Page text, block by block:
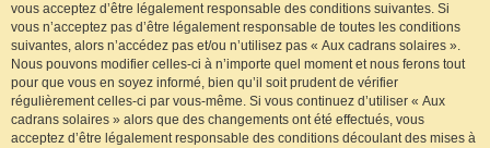
vous acceptez d’être légalement responsable des conditions suivantes. Si
vous n’acceptez pas d’être légalement responsable de toutes les conditions
suivantes, alors n’accédez pas et/ou n’utilisez pas « Aux cadrans solaires ».
Nous pouvons modifier celles-ci à n’importe quel moment et nous ferons tout
pour que vous en soyez informé, bien qu’il soit prudent de vérifier
régulièrement celles-ci par vous-même. Si vous continuez d’utiliser « Aux
cadrans solaires » alors que des changements ont été effectués, vous
acceptez d’être légalement responsable des conditions découlant des mises à